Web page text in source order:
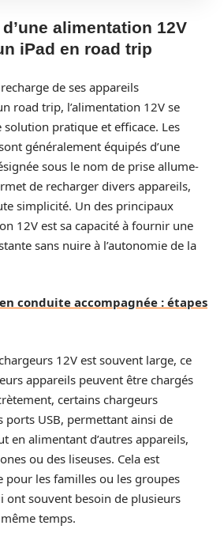
alimentation 12V
iPad en road trip
de ses appareils
road trip, l’alimentation 12V se
pratique et efficace. Les
généralement équipés d’une
sous le nom de prise allume-
de recharger divers appareils,
simplicité. Un des principaux
12V est sa capacité à fournir une
sans nuire à l’autonomie de la
conduite accompagnée : étapes
12V est souvent large, ce
appareils peuvent être chargés
certains chargeurs
USB, permettant ainsi de
en alimentant d’autres appareils,
ou des liseuses. Cela est
les familles ou les groupes
ont souvent besoin de plusieurs
temps.